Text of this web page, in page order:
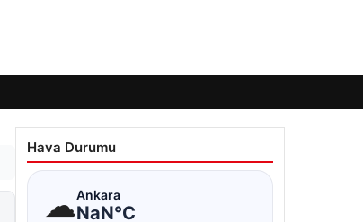
Hava Durumu
☁Ankara
NaN°C